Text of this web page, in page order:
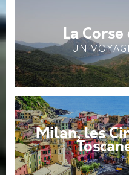
La
UN
Milan, les